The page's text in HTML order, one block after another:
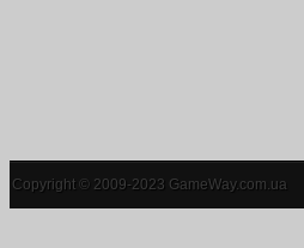
Copyright © 2009-2023 GameWay.com.ua